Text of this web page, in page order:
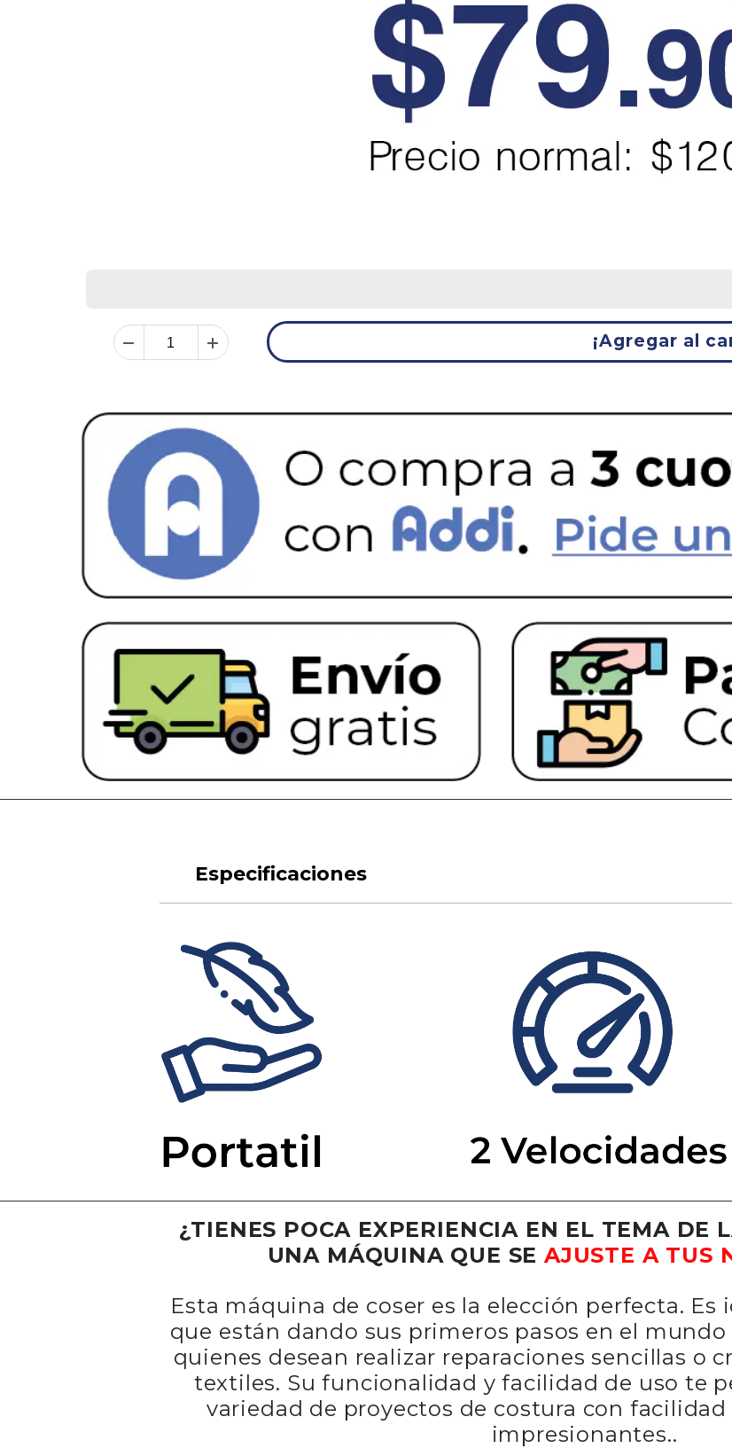
¡Agregar al
Especificaciones
¿TIENES POCA EXPERIENCIA EN EL TEMA DE
UNA MÁQUINA QUE SEAJUSTE A TUS
Esta máquina de coser es la elección perfecta.
que están dando sus primeros pasos en el
quienes desean realizar reparaciones sencillas o
textiles. Su funcionalidad y facilidad de uso te
variedad de proyectos de costura con
impresionantes..